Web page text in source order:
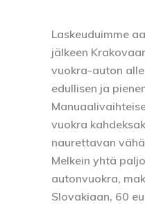
Laskeuduimme
jälkeen
vuokra-auton
edullisen ja
vuokra
naurettavan
Melkein yhtä
autonvuokra,
Slovakiaan, 60